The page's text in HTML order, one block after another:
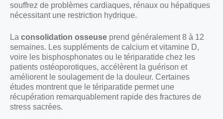
souffrez de problèmes cardiaques, rénaux ou hépatiques
nécessitant une restriction hydrique.
La consolidation osseuse prend généralement 8 à 12
semaines. Les suppléments de calcium et vitamine D,
voire les bisphosphonates ou le tériparatide chez les
patients ostéoporotiques, accélèrent la guérison et
améliorent le soulagement de la douleur. Certaines
études montrent que le tériparatide permet une
récupération remarquablement rapide des fractures de
stress sacrées.